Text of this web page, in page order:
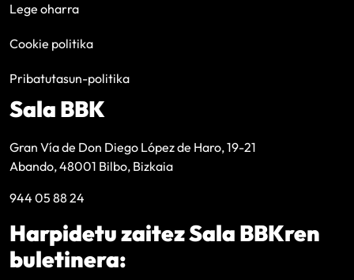
Lege oharra
Cookie politika
Pribatutasun-politika
Sala BBK
Gran Vía de Don Diego López de Haro, 19-21
Abando, 48001 Bilbo, Bizkaia
944 05 88 24
Harpidetu zaitez Sala BBKren
buletinera: